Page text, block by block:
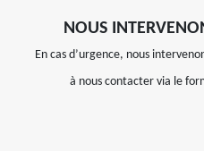
NOUS
En cas d’urgence, nous
à nous contacter via le